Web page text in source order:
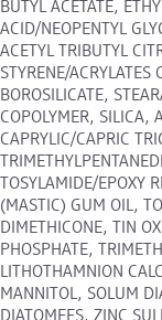
BUTYL ACETATE,
ACID/NEOPENTYL
ACETYL TRIBUTYL
STYRENE/
BOROSILICATE,
COPOLYMER, SILICA,
CAPRYLIC/CAPRIC
TOSYLAMIDE/EPOXY
(MASTIC) GUM OIL,
DIMETHICONE, TIN
PHOSPHATE,
LITHOTHAMNION
MANNITOL, SOLUM